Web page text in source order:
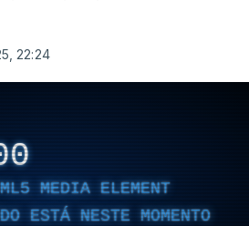
22:24
MEDIA ELEMENT
ESTÁ NESTE MOMENTO